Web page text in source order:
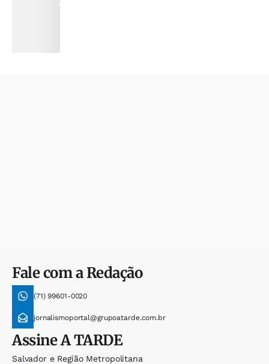
Fale com a Redação
(71) 99601-0020
jornalismoportal@grupoatarde.com.br
AssineA TARDE
Salvador e Região Metropolitana